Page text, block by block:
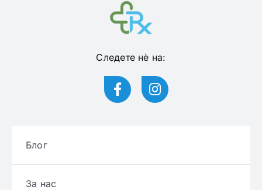
Следете нѐ на:
Блог
За нас